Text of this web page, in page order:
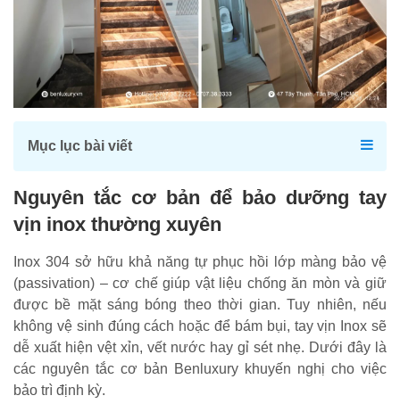
Mục lục bài viết
Nguyên tắc cơ bản để bảo dưỡng tay
vịn inox thường xuyên
Inox 304 sở hữu khả năng tự phục hồi lớp màng bảo vệ
(passivation) – cơ chế giúp vật liệu chống ăn mòn và giữ
được bề mặt sáng bóng theo thời gian. Tuy nhiên, nếu
không vệ sinh đúng cách hoặc để bám bụi, tay vịn Inox sẽ
dễ xuất hiện vệt xỉn, vết nước hay gỉ sét nhẹ. Dưới đây là
các nguyên tắc cơ bản Benluxury khuyến nghị cho việc
bảo trì định kỳ.